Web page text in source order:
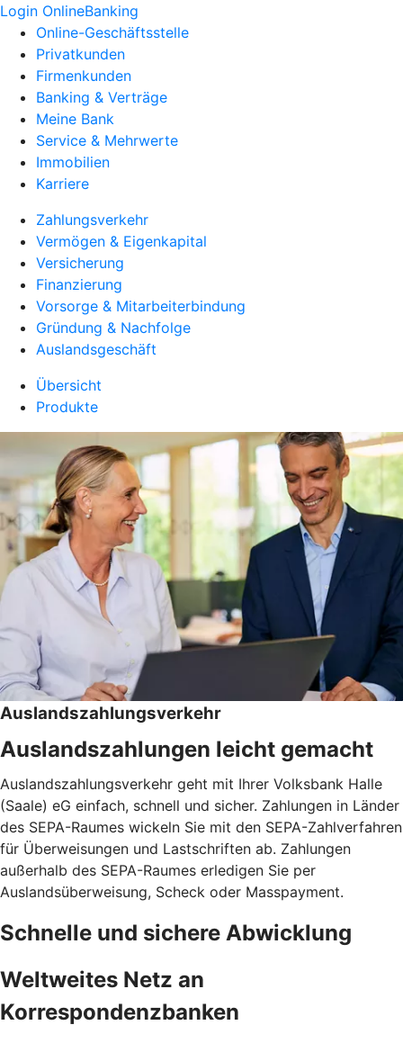
Login OnlineBanking
Online-Geschäftsstelle
Privatkunden
Firmenkunden
Banking & Verträge
Meine Bank
Service & Mehrwerte
Immobilien
Karriere
Zahlungsverkehr
Vermögen & Eigenkapital
Versicherung
Finanzierung
Vorsorge & Mitarbeiterbindung
Gründung & Nachfolge
Auslandsgeschäft
Übersicht
Produkte
Auslandszahlungsverkehr
Auslandszahlungen leicht gemacht
Auslandszahlungsverkehr geht mit Ihrer Volksbank Halle
(Saale) eG einfach, schnell und sicher. Zahlungen in Länder
des SEPA-Raumes wickeln Sie mit den SEPA-Zahlverfahren
für Überweisungen und Lastschriften ab. Zahlungen
außerhalb des SEPA-Raumes erledigen Sie per
Auslandsüberweisung, Scheck oder Masspayment.
Schnelle und sichere Abwicklung
Weltweites Netz an
Korrespondenzbanken